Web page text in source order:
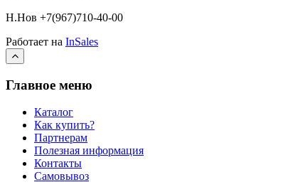
Н.Нов +7(967)710-40-00
Работает на InSales
Главное меню
Каталог
Как купить?
Партнерам
Полезная информация
Контакты
Самовывоз